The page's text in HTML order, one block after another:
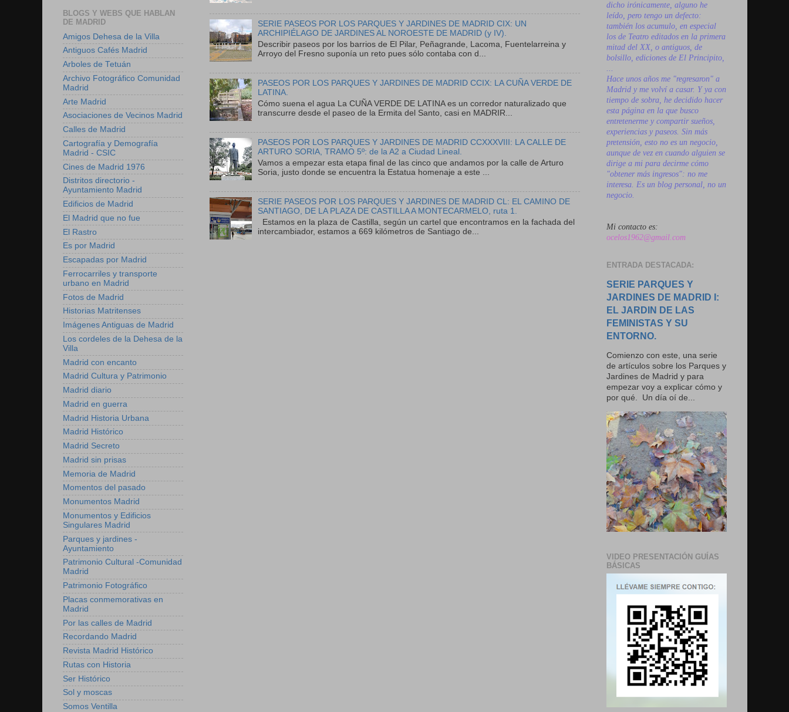
SERIE PASEOS POR LOS PARQUES Y JARDINES DE MADRID CIX: UN
ARCHIPIÉLAGO DE JARDINES AL NOROESTE DE MADRID (y IV).
Describir paseos por los barrios de El Pilar, Peñagrande, Lacoma, Fuentelarreina y
Arroyo del Fresno suponía un reto pues sólo contaba con d...
PASEOS POR LOS PARQUES Y JARDINES DE MADRID CCIX: LA CUÑA VERDE DE
LATINA.
Cómo suena el agua La CUÑA VERDE DE LATINA es un corredor naturalizado que
transcurre desde el paseo de la Ermita del Santo, casi en MADRIR...
PASEOS POR LOS PARQUES Y JARDINES DE MADRID CCXXXVIII: LA CALLE DE
ARTURO SORIA, TRAMO 5º: de la A2 a Ciudad Lineal.
Vamos a empezar esta etapa final de las cinco que andamos por la calle de Arturo
Soria, justo donde se encuentra la Estatua homenaje a este ...
SERIE PASEOS POR LOS PARQUES Y JARDINES DE MADRID CL: EL CAMINO DE
SANTIAGO, DE LA PLAZA DE CASTILLA A MONTECARMELO, ruta 1.
Estamos en la plaza de Castilla, según un cartel que encontramos en la fachada del
intercambiador, estamos a 669 kilómetros de Santiago de...
BLOGS Y WEBS QUE HABLAN
DE MADRID
Amigos Dehesa de la Villa
Antiguos Cafés Madrid
Arboles de Tetuán
Archivo Fotográfico Comunidad
Madrid
Arte Madrid
Asociaciones de Vecinos Madrid
Calles de Madrid
Cartografía y Demografía
Madrid - CSIC
Cines de Madrid 1976
Distritos directorio -
Ayuntamiento Madrid
Edificios de Madrid
El Madrid que no fue
El Rastro
Es por Madrid
Escapadas por Madrid
Ferrocarriles y transporte
urbano en Madrid
Fotos de Madrid
Historias Matritenses
Imágenes Antiguas de Madrid
Los cordeles de la Dehesa de la
Villa
Madrid con encanto
Madrid Cultura y Patrimonio
Madrid diario
Madrid en guerra
Madrid Historia Urbana
Madrid Histórico
Madrid Secreto
Madrid sin prisas
Memoria de Madrid
Momentos del pasado
Monumentos Madrid
Monumentos y Edificios
Singulares Madrid
Parques y jardines -
Ayuntamiento
Patrimonio Cultural -Comunidad
Madrid
Patrimonio Fotográfico
Placas conmemorativas en
Madrid
Por las calles de Madrid
Recordando Madrid
Revista Madrid Histórico
Rutas con Historia
Ser Histórico
Sol y moscas
Somos Ventilla
dicho irónicamente, alguno he
leído, pero tengo un defecto:
también los acumulo, en especial
los de Teatro editados en la primera
mitad del XX, o antiguos, de
bolsillo, ediciones de El Principito,
...
Hace unos años me "regresaron" a
Madrid y me volví a casar. Y ya con
tiempo de sobra, he decidido hacer
esta página en la que busco
entretenerme y compartir sueños,
experiencias y paseos. Sin más
pretensión, esto no es un negocio,
aunque de vez en cuando alguien se
dirige a mi para decirme cómo
"obtener más ingresos": no me
interesa. Es un blog personal, no un
negocio.
Mi contacto es:
ocelos1962@gmail.com
ENTRADA DESTACADA:
SERIE PARQUES Y
JARDINES DE MADRID I:
EL JARDIN DE LAS
FEMINISTAS Y SU
ENTORNO.
Comienzo con este, una serie
de artículos sobre los Parques y
Jardines de Madrid y para
empezar voy a explicar cómo y
por qué. Un día oí de...
VIDEO PRESENTACIÓN GUÍAS
BÁSICAS